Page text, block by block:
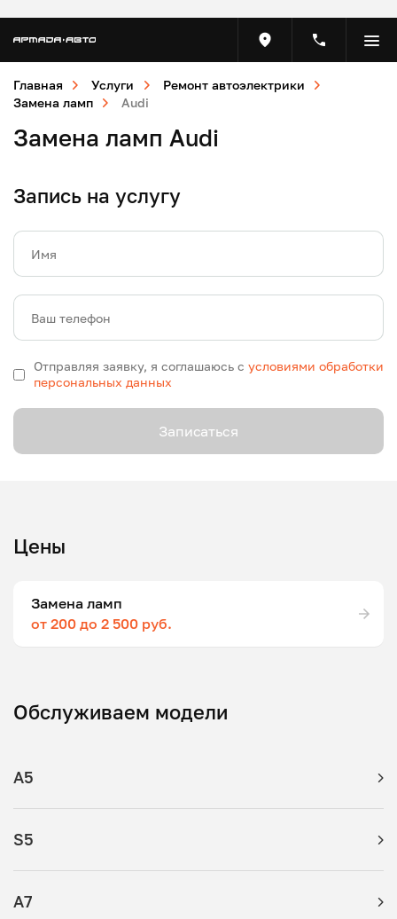
Главная Услуги
Ремонт автоэлектрики
Замена ламп
Audi
Замена ламп Audi
Запись на услугу
Имя
Ваш телефон
Отправляя заявку, я соглашаюсь с условиями обработки
персональных данных
Записаться
Цены
Замена ламп
от 200 до 2 500 руб.
Обслуживаем модели
A5
S5
A7